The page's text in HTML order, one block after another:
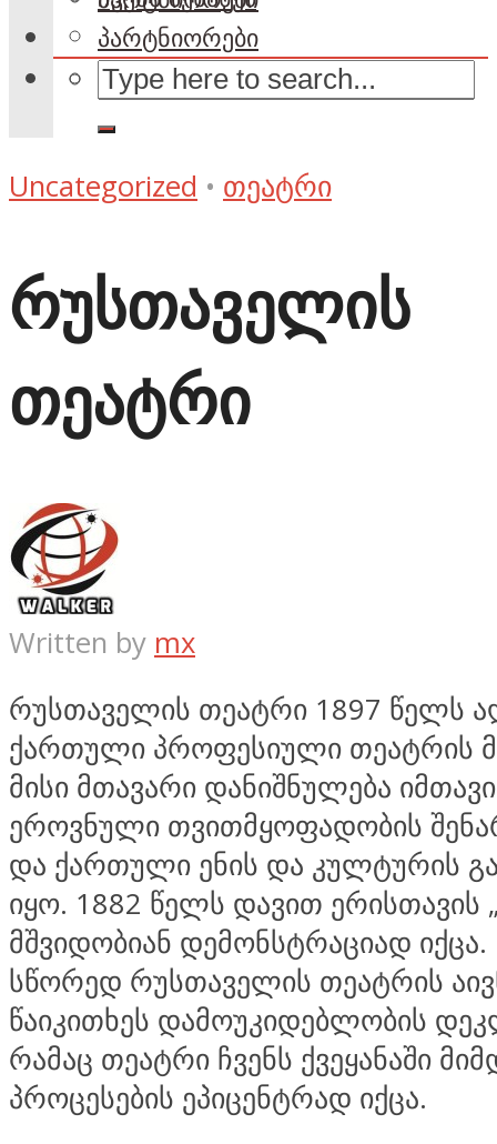
პარტნიორები
Uncategorized • თეატრი
რუსთაველის
თეატრი
Written by mx
რუსთაველის თეატრი 1897 წელს
ქართული პროფესიული თეატრის
მისი მთავარი დანიშნულება
ეროვნული თვითმყოფადობის
და ქართული ენის და კულტურის
იყო. 1882 წელს დავით ერისთავის
მშვიდობიან დემონსტრაციად
სწორედ რუსთაველის თეატრის
წაიკითხეს დამოუკიდებლობის
რამაც თეატრი ჩვენს ქვეყანაში
პროცესების ეპიცენტრად იქცა.